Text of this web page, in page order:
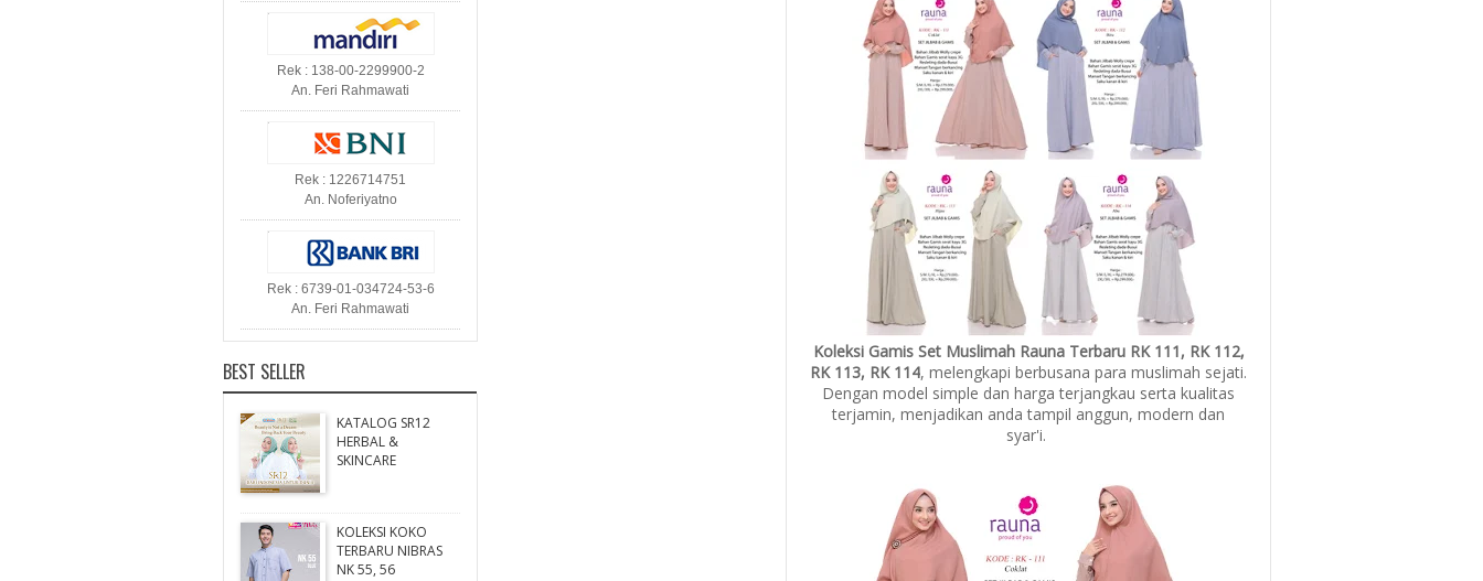
Koleksi Gamis Set Muslimah Rauna Terbaru RK 111, RK 112,
RK 113, RK 114, melengkapi berbusana para muslimah sejati.
Dengan model simple dan harga terjangkau serta kualitas
terjamin, menjadikan anda tampil anggun, modern dan
syar'i.
Rek : 138-00-2299900-2
An. Feri Rahmawati
Rek : 1226714751
An. Noferiyatno
Rek : 6739-01-034724-53-6
An. Feri Rahmawati
BEST SELLER
KATALOG SR12
HERBAL &
SKINCARE
KOLEKSI KOKO
TERBARU NIBRAS
NK 55, 56